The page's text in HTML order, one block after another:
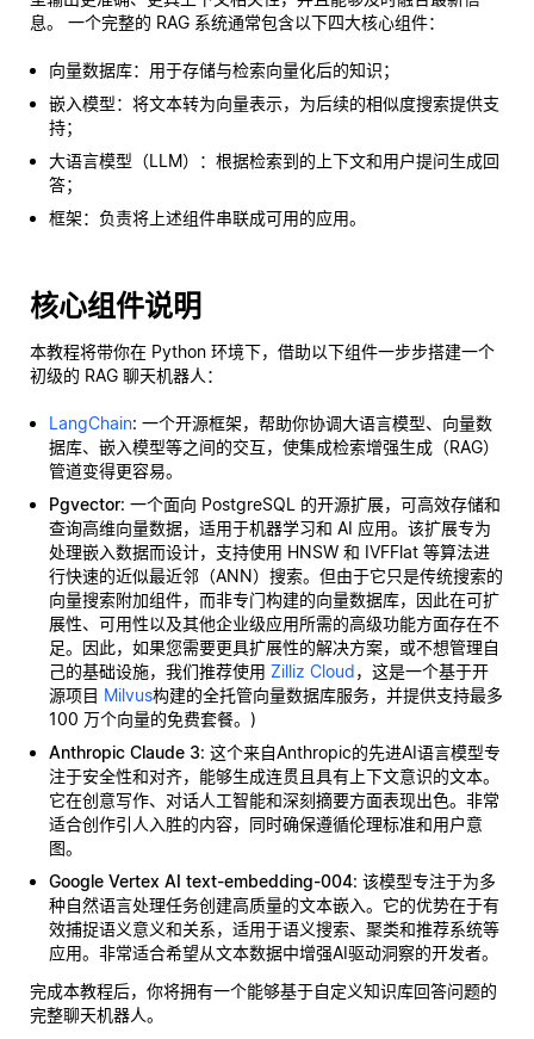
息。 一个完整的 RAG 系统通常包含以下四大核心组件：
向量数据库：用于存储与检索向量化后的知识；
嵌入模型：将文本转为向量表示，为后续的相似度搜索提供支
持；
大语言模型（LLM）：根据检索到的上下文和用户提问生成回
答；
框架：负责将上述组件串联成可用的应用。
核心组件说明
本教程将带你在 Python 环境下，借助以下组件一步步搭建一个
初级的 RAG 聊天机器人：
LangChain: 一个开源框架，帮助你协调大语言模型、向量数
据库、嵌入模型等之间的交互，使集成检索增强生成（RAG）
管道变得更容易。
Pgvector: 一个面向 PostgreSQL 的开源扩展，可高效存储和
查询高维向量数据，适用于机器学习和 AI 应用。该扩展专为
处理嵌入数据而设计，支持使用 HNSW 和 IVFFlat 等算法进
行快速的近似最近邻（ANN）搜索。但由于它只是传统搜索的
向量搜索附加组件，而非专门构建的向量数据库，因此在可扩
展性、可用性以及其他企业级应用所需的高级功能方面存在不
足。因此，如果您需要更具扩展性的解决方案，或不想管理自
己的基础设施，我们推荐使用 Zilliz Cloud，这是一个基于开
源项目 Milvus构建的全托管向量数据库服务，并提供支持最多
100 万个向量的免费套餐。)
Anthropic Claude 3: 这个来自Anthropic的先进AI语言模型专
注于安全性和对齐，能够生成连贯且具有上下文意识的文本。
它在创意写作、对话人工智能和深刻摘要方面表现出色。非常
适合创作引人入胜的内容，同时确保遵循伦理标准和用户意
图。
Google Vertex AI text-embedding-004: 该模型专注于为多
种自然语言处理任务创建高质量的文本嵌入。它的优势在于有
效捕捉语义意义和关系，适用于语义搜索、聚类和推荐系统等
应用。非常适合希望从文本数据中增强AI驱动洞察的开发者。
完成本教程后，你将拥有一个能够基于自定义知识库回答问题的
完整聊天机器人。